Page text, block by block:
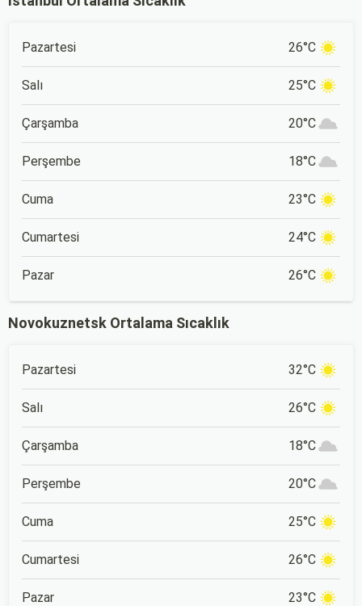
Pazartesi 26°C
Salı 25°C
Çarşamba 20°C
Perşembe 18°C
Cuma 23°C
Cumartesi 24°C
Pazar 26°C
Novokuznetsk Ortalama Sıcaklık
Pazartesi 32°C
Salı 26°C
Çarşamba 18°C
Perşembe 20°C
Cuma 25°C
Cumartesi 26°C
Pazar 23°C